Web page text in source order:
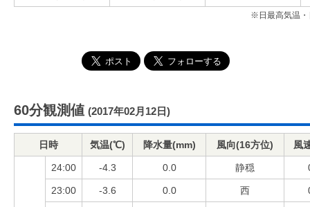
※日最高気温・
60分観測値 (2017年02月12日)
日時 気温(℃) 降水量(mm) 風向(16方位) 風
24:00 -4.3 0.0 静穏
23:00 -3.6 0.0 西